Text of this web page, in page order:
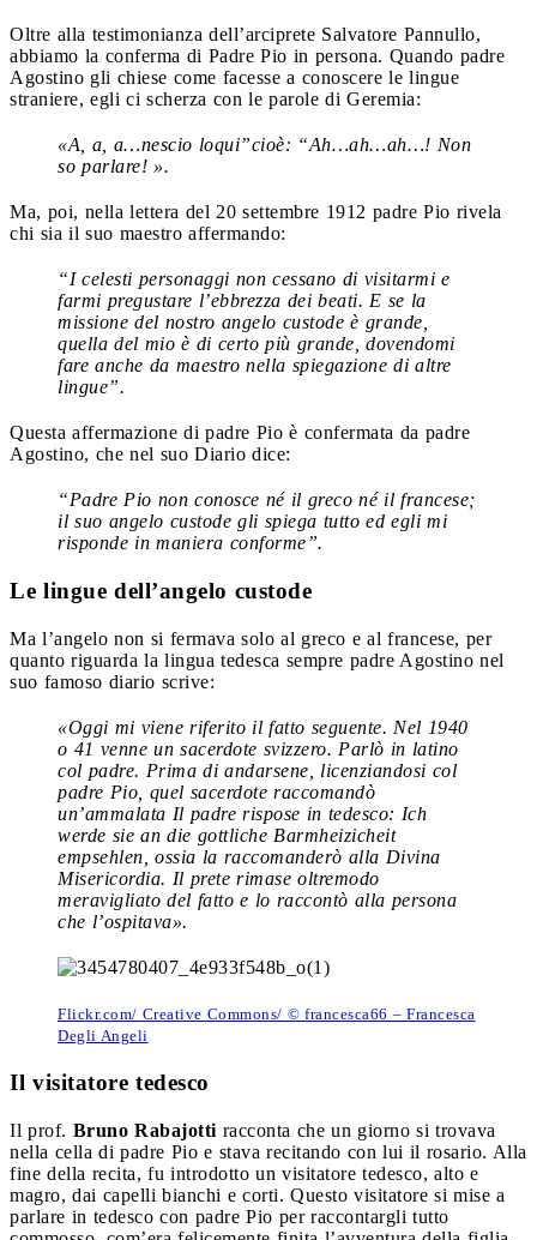
Oltre alla testimonianza dell’arciprete Salvatore Pannullo,
abbiamo la conferma di Padre Pio in persona. Quando padre
Agostino gli chiese come facesse a conoscere le lingue
straniere, egli ci scherza con le parole di Geremia:
«A, a, a…nescio loqui”cioè: “Ah…ah…ah…! Non
so parlare! ».
Ma, poi, nella lettera del 20 settembre 1912 padre Pio rivela
chi sia il suo maestro affermando:
“I celesti personaggi non cessano di visitarmi e
farmi pregustare l’ebbrezza dei beati. E se la
missione del nostro angelo custode è grande,
quella del mio è di certo più grande, dovendomi
fare anche da maestro nella spiegazione di altre
lingue”.
Questa affermazione di padre Pio è confermata da padre
Agostino, che nel suo Diario dice:
“Padre Pio non conosce né il greco né il francese;
il suo angelo custode gli spiega tutto ed egli mi
risponde in maniera conforme”.
Le lingue dell’angelo custode
Ma l’angelo non si fermava solo al greco e al francese, per
quanto riguarda la lingua tedesca sempre padre Agostino nel
suo famoso diario scrive:
«Oggi mi viene riferito il fatto seguente. Nel 1940
o 41 venne un sacerdote svizzero. Parlò in latino
col padre. Prima di andarsene, licenziandosi col
padre Pio, quel sacerdote raccomandò
un’ammalata Il padre rispose in tedesco: Ich
werde sie an die gottliche Barmheizicheit
empsehlen, ossia la raccomanderò alla Divina
Misericordia. Il prete rimase oltremodo
meravigliato del fatto e lo raccontò alla persona
che l’ospitava».
Flickr.com/ Creative Commons/ © francesca66 – Francesca
Degli Angeli
Il visitatore tedesco
Il prof. Bruno Rabajotti racconta che un giorno si trovava
nella cella di padre Pio e stava recitando con lui il rosario. Alla
fine della recita, fu introdotto un visitatore tedesco, alto e
magro, dai capelli bianchi e corti. Questo visitatore si mise a
parlare in tedesco con padre Pio per raccontargli tutto